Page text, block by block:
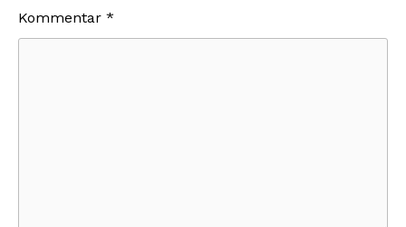
Kommentar *